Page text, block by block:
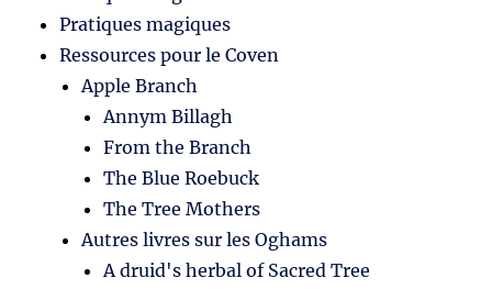
Pratiques magiques
Ressources pour le Coven
Apple Branch
Annym Billagh
From the Branch
The Blue Roebuck
The Tree Mothers
Autres livres sur les Oghams
A druid's herbal of Sacred Tree